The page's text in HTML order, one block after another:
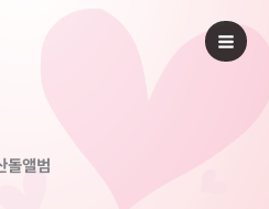
돌앨범